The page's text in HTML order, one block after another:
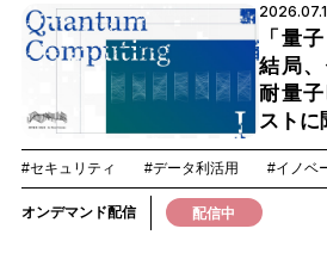
# スマートインダストリー#音声#教育#公共
#サプライチェーン
「量
結局、
耐量
ストに
#セキュリティ #データ利活用 #イノベ
オンデマンド配信 配信中